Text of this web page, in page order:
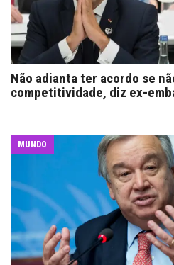
Não adianta ter acordo se
competitividade, diz ex-
MUNDO